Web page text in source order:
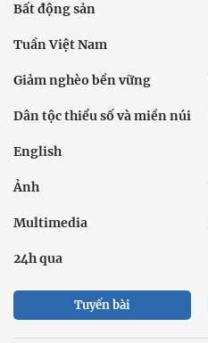
Bất động sản
Tuần Việt Nam
Giảm nghèo bền vững
Dân tộc thiểu số và miền núi
English
Ảnh
Multimedia
24h qua
Tuyến bài